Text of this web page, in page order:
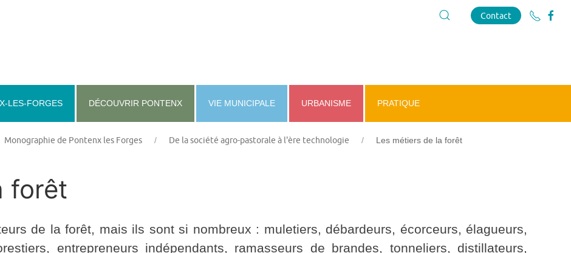
Contact
LES-FORGES DÉCOUVRIR PONTENX VIE MUNICIPALE URBANISME PRATIQUE
Monographie de Pontenx les Forges De la société agro-pastorale à l'ère technologie Les métiers de la forêt
forêt
de la forêt, mais ils sont si nombreux : muletiers, débardeurs, écorceurs, élagueurs,
entrepreneurs indépendants, ramasseurs de brandes, tonneliers, distillateurs,